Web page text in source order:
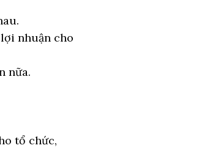
nhuận cho
nữa.
tổ chức,